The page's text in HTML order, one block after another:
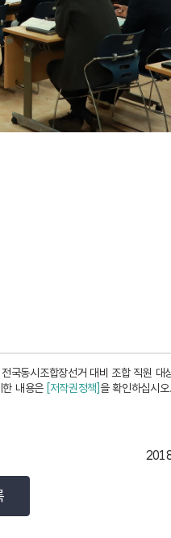
국동시조합장선거 대비 조합 직원 대
내용은 [저작권정책]을 확인하십시오.